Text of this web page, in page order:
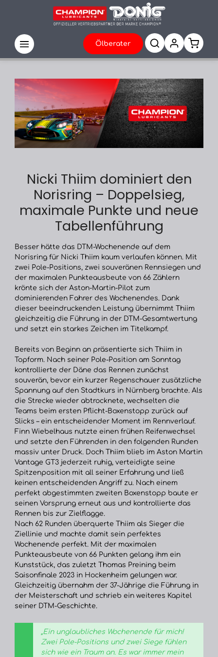
Ölberater
Nicki Thiim dominiert den
Norisring – Doppelsieg,
maximale Punkte und neue
Tabellenführung
Besser hätte das DTM-Wochenende auf dem
Norisring für Nicki Thiim kaum verlaufen können. Mit
zwei Pole-Positions, zwei souveränen Rennsiegen und
der maximalen Punkteausbeute von 66 Zählern
krönte sich der Aston-Martin-Pilot zum
dominierenden Fahrer des Wochenendes. Dank
dieser beeindruckenden Leistung übernimmt Thiim
gleichzeitig die Führung in der DTM-Gesamtwertung
und setzt ein starkes Zeichen im Titelkampf.
Bereits von Beginn an präsentierte sich Thiim in
Topform. Nach seiner Pole-Position am Sonntag
kontrollierte der Däne das Rennen zunächst
souverän, bevor ein kurzer Regenschauer zusätzliche
Spannung auf den Stadtkurs in Nürnberg brachte. Als
die Strecke wieder abtrocknete, wechselten die
Teams beim ersten Pflicht-Boxenstopp zurück auf
Slicks – ein entscheidender Moment im Rennverlauf.
Finn Wiebelhaus nutzte einen frühen Reifenwechsel
und setzte den Führenden in den folgenden Runden
massiv unter Druck. Doch Thiim blieb im Aston Martin
Vantage GT3 jederzeit ruhig, verteidigte seine
Spitzenposition mit all seiner Erfahrung und ließ
keinen entscheidenden Angriff zu. Nach einem
perfekt abgestimmten zweiten Boxenstopp baute er
seinen Vorsprung erneut aus und kontrollierte das
Rennen bis zur Zielflagge.
Nach 62 Runden überquerte Thiim als Sieger die
Ziellinie und machte damit sein perfektes
Wochenende perfekt. Mit der maximalen
Punkteausbeute von 66 Punkten gelang ihm ein
Kunststück, das zuletzt Thomas Preining beim
Saisonfinale 2023 in Hockenheim gelungen war.
Gleichzeitig übernahm der 37-Jährige die Führung in
der Meisterschaft und schrieb ein weiteres Kapitel
seiner DTM-Geschichte.
„Ein unglaubliches Wochenende für mich!
Zwei Pole-Positions und zwei Siege fühlen
sich wie ein Traum an. Es war immer mein